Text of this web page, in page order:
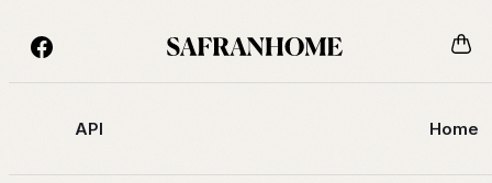
API Home